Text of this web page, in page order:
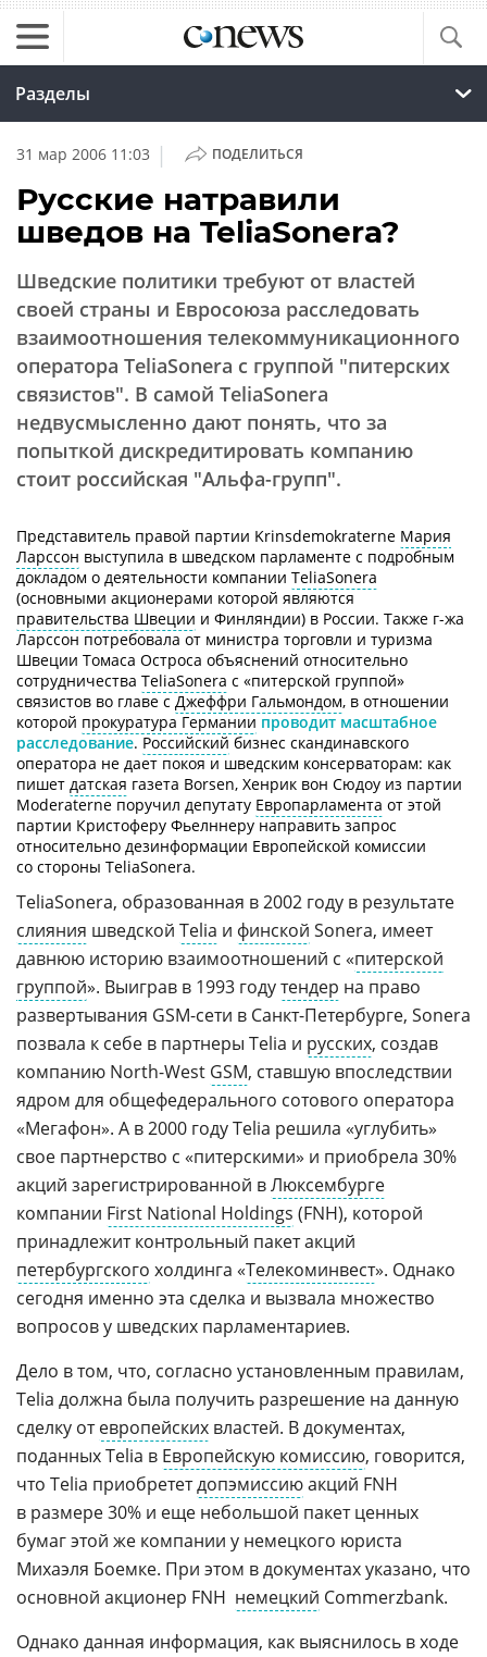
Разделы
31 мар 2006 11:03 | ПОДЕЛИТЬСЯ
Русские натравили
шведов на TeliaSonera?
Шведские политики требуют от властей
своей страны и Евросоюза расследовать
взаимоотношения телекоммуникационного
оператора TeliaSonera с группой "питерских
связистов". В самой TeliaSonera
недвусмысленно дают понять, что за
попыткой дискредитировать компанию
стоит российская "Альфа-групп".
Представитель правой партии Krinsdemokraterne Мария
Ларссон выступила в шведском парламенте с подробным
докладом о деятельности компании TeliaSonera
(основными акционерами которой являются
правительства Швеции и Финляндии) в России. Также г-жа
Ларссон потребовала от министра торговли и туризма
Швеции Томаса Остроса объяснений относительно
сотрудничества TeliaSonera с «питерской группой»
связистов во главе с Джеффри Гальмондом, в отношении
которой прокуратура Германии проводит масштабное
расследование. Российский бизнес скандинавского
оператора не дает покоя и шведским консерваторам: как
пишет датская газета Borsen, Хенрик вон Сюдоу из партии
Moderaterne поручил депутату Европарламента от этой
партии Кристоферу Фьелннеру направить запрос
относительно дезинформации Европейской комиссии
со стороны TeliaSonera.
TeliaSonera, образованная в 2002 году в результате
слияния шведской Telia и финской Sonera, имеет
давнюю историю взаимоотношений с «питерской
группой». Выиграв в 1993 годутендер на право
развертывания GSM-сети в Санкт-Петербурге, Sonera
позвала к себе в партнеры Telia и русских, создав
компанию North-West GSM, ставшую впоследствии
ядром для общефедерального сотового оператора
«Мегафон». А в 2000 году Telia решила «углубить»
свое партнерство с «питерскими» и приобрела 30%
акций зарегистрированной вЛюксембурге
компании First National Holdings (FNH), которой
принадлежит контрольный пакет акций
петербургского холдинга «Телекоминвест». Однако
сегодня именно эта сделка и вызвала множество
вопросов у шведских парламентариев.
Дело в том, что, согласно установленным правилам,
Telia должна была получить разрешение на данную
сделку отевропейских властей. В документах,
поданных Telia в Европейскую комиссию, говорится,
что Telia приобрететдопэмиссиюакций FNH
в размере 30% и еще небольшой пакет ценных
бумаг этой же компании у немецкого юриста
Михаэля Боемке. При этом в документах указано, что
основной акционер FNH  немецкий Commerzbank.
Однако данная информация, как выяснилось в ходе